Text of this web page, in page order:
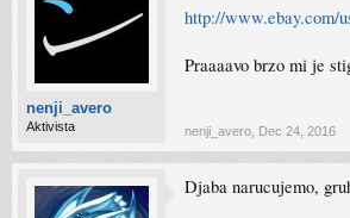
nenji_avero
Aktivista
http://www.ebay.com/
Praaaavo brzo mi je
nenji_avero Dec 24, 2016
Djaba narucujemo,